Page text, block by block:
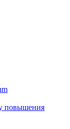
повышения